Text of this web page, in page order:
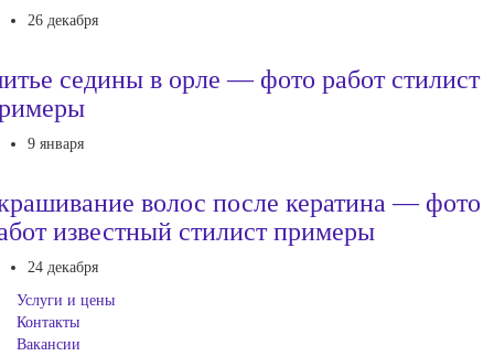
26 декабря
седины в орле — фото работ стилист
9 января
волос после кератина — фото
известный стилист примеры
24 декабря
Услуги и цены
Контакты
Вакансии